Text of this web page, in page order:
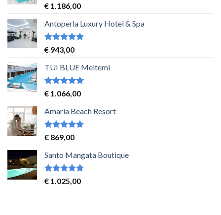
Waardering
€ 1.186,00
Antoperla Luxury Hotel & Spa
Waardering
uit 5
€ 943,00
TUI BLUE Meltemi
Waardering
€ 1.066,00
Amaria Beach Resort
Waardering
uit 5
€ 869,00
Santo Mangata Boutique
Waardering
€ 1.025,00